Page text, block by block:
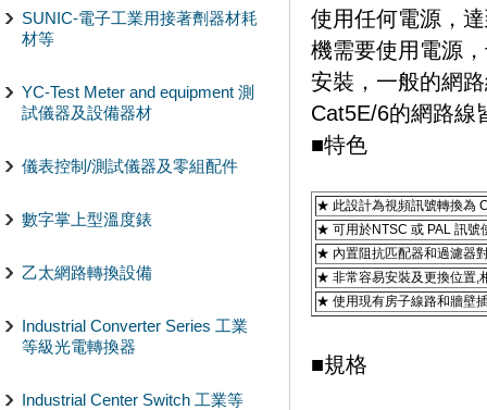
SUNIC-電子工業用接著劑器材耗
材等
YC-Test Meter and equipment 測
試儀器及設備器材
儀表控制/測試儀器及零組配件
數字掌上型溫度錶
乙太網路轉換設備
Industrial Converter Series 工業
等級光電轉換器
Industrial Center Switch 工業等
使用任何電源，
機需要使用電源
安裝，一般的網
Cat5E/6的網路線
■特色
★ 此設計為視頻訊號轉換為
★ 可用於NTSC 或 PAL 訊號
★ 內置阻抗匹配器和過濾器
★ 非常容易安裝及更換位置,
★ 使用現有房子線路和牆壁
■規格